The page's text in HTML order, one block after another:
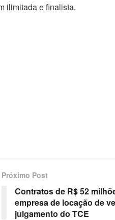
ilimitada e finalista.
Próximo Post
Contratos de R$ 52
empresa de locação de
julgamento do TCE